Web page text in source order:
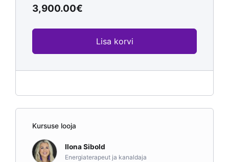
3,900.00€
Lisa korvi
Kursuse looja
Ilona Sibold
Energiaterapeut ja kanaldaja